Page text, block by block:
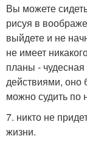
Вы можете
рисуя в
выйдете и не
не имеет
планы -
действиями, оно
можно судить
7. никто не
жизни.